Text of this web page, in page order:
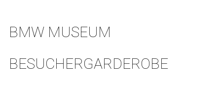
BMW MUSEUM
BESUCHERGARDEROBE